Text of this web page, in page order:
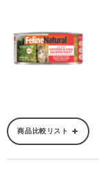
商品比較リスト